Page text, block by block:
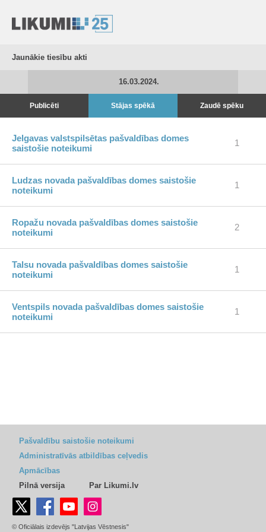
Jaunākie tiesību akti
16.03.2024.
Publicēti Stājas spēkā Zaudē spēku
Jelgavas valstspilsētas pašvaldības domes
saistošie noteikumi
1
Ludzas novada pašvaldības domes saistošie
noteikumi
1
Ropažu novada pašvaldības domes saistošie
noteikumi
2
Talsu novada pašvaldības domes saistošie
noteikumi
1
Ventspils novada pašvaldības domes saistošie
noteikumi
1
Pašvaldību saistošie noteikumi
Administratīvās atbildības ceļvedis
Apmācības
Pilnā versija
Par Likumi.lv
© Oficiālais izdevējs "Latvijas Vēstnesis"